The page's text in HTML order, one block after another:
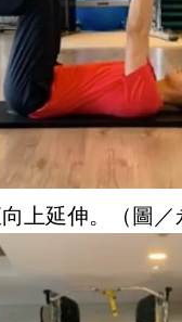
上延伸。（圖